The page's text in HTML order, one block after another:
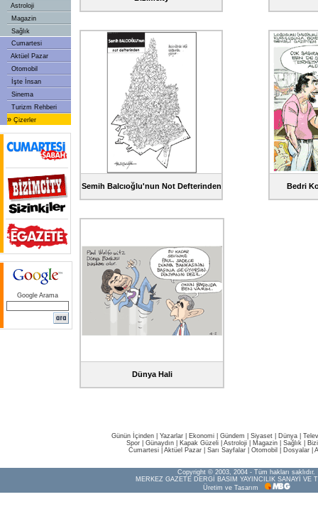
Astroloji
Magazin
Sağlık
Cumartesi
Aktüel Pazar
Otomobil
İşte İnsan
Sinema
Turizm Rehberi
» Çizerler
Google Arama
Semih Balcıoğlu'nun Not Defterinden Bedri
Dünya Hali
Günün İçinden Yazarlar Ekonomi Gündem Siyaset Dünya |
Spor
Günaydın Kapak Güzeli Astroloji Magazin Sağlık
Cumartesi| Aktüel Pazar| Sarı Sayfalar| Otomobil Dosyalar|
Copyright © 2003, 2004 - Tüm hakları saklıdır.
MERKEZ GAZETE DERGİ BASIM YAYINCILIK SANAYİ VE
Üretim ve Tasarım